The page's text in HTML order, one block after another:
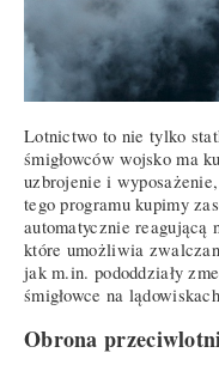
Lotnictwo to nie tylko
śmigłowców wojsko ma
uzbrojenie i
tego programu kupimy
automatycznie reagującą
które umożliwia
jak m.in. pododdziały
śmigłowce na
Obrona